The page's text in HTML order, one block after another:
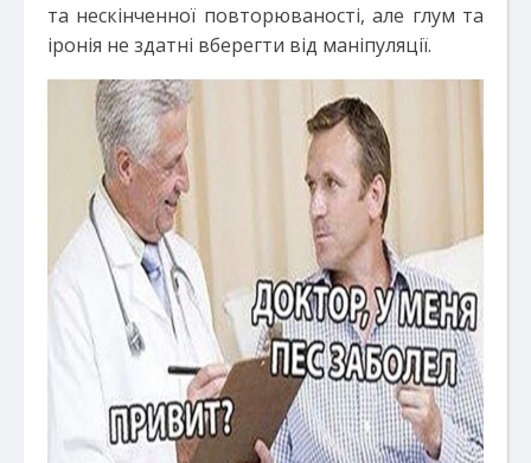
та нескінченної повторюваності, але глум та
іронія не здатні вберегти від маніпуляції.